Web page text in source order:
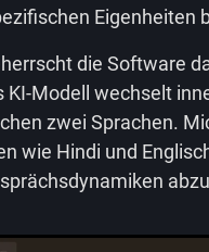
Eigenheiten
die Software
KI-Modell wechselt
zwei Sprachen.
wie Hindi und